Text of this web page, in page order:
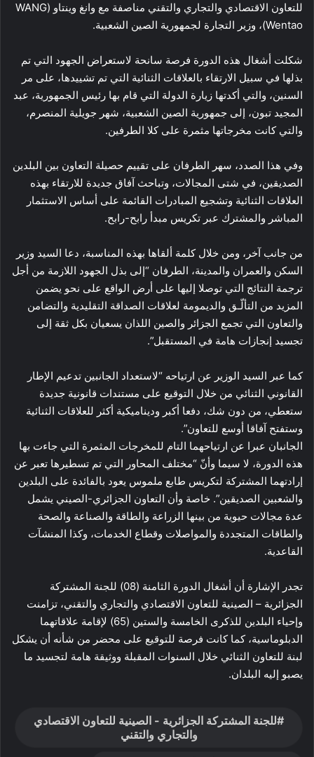
للتعاون الاقتصادي والتجاري والتقني مناصفة مع وانغ وينتاو (WANG
Wentao)، وزير التجارة لجمهورية الصين الشعبية.
شكلت أشغال هذه الدورة فرصة سانحة لاستعراض الجهود التي تم
بذلها في سبيل الارتقاء بالعلاقات الثنائية التي تم تشييدها، على مر
السنين، والتي أكدتها زيارة الدولة التي قام بها رئيس الجمهورية، عبد
المجيد تبون، إلى جمهورية الصين الشعبية، شهر جويلية المنصرم،
والتي كانت مخرجاتها مثمرة على كلا الطرفين.
وفي هذا الصدد، سهر الطرفان على تقييم حصيلة التعاون بين البلدين
الصديقين، في شتى المجالات، وتباحث آفاق جديدة للارتقاء بهذه
العلاقات الثنائية وتشجيع المبادرات القائمة على أساس الاستثمار
المباشر والمشترك عبر تكريس مبدأ رابح-رابح.
من جانب آخر، ومن خلال كلمة ألقاها بهذه المناسبة، دعا السيد وزير
السكن والعمران والمدينة، الطرفان “إلى بذل الجهود اللازمة من أجل
ترجمة النتائج التي توصلا إليها على أرض الواقع على نحو يضمن
المزيد من التألّـق والديمومة لعلاقات الصداقة التقليدية والتضامن
والتعاون التي تجمع الجزائر والصين اللذان يسعيان بكل ثقة إلى
تجسيد إنجازات هامة في المستقبل”.
كما عبر السيد الوزير عن ارتياحه “لاستعداد الجانبين تدعيم الإطار
القانوني الثنائي من خلال التوقيع على مستندات قانونية جديدة
ستعطي، من دون شك، دفعا أكبر وديناميكية أكثر للعلاقات الثنائية
وستفتح آفاقا أوسع للتعاون”.
الجانبان عبرا عن ارتياحهما التام للمخرجات المثمرة التي جاءت بها
هذه الدورة، لا سيما وأنّ “مختلف المحاور التي تم تسطيرها تعبر عن
إرادتهما المشتركة لتكريس طابع ملموس يعود بالفائدة على البلدين
والشعبين الصديقين”. خاصة وأن التعاون الجزائري-الصيني يشمل
عدة مجالات حيوية من بينها الزراعة والطاقة والصناعة والصحة
والطاقات المتجددة والمواصلات وقطاع الخدمات، وكذا المنشآت
القاعدية.
تجدر الإشارة أن أشغال الدورة الثامنة (08) للجنة المشتركة
الجزائرية – الصينية للتعاون الاقتصادي والتجاري والتقني، تزامنت
وإحياء البلدين للذكرى الخامسة والستين (65) لإقامة علاقاتهما
الدبلوماسية، كما كانت فرصة للتوقيع على محضر من شأنه أن يشكل
لبنة للتعاون الثنائي خلال السنوات المقبلة ووثيقة هامة لتجسيد ما
يصبو إليه البلدان.
للجنة المشتركة الجزائرية - الصينية للتعاون الاقتصادي
والتجاري والتقني